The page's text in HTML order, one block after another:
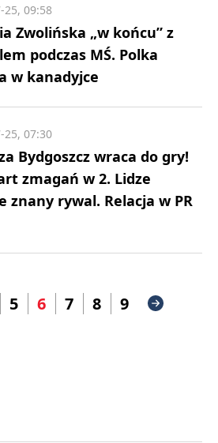
Zwolińska „w końcu” z
podczas MŚ. Polka
w kanadyjce
25, 09:58
Bydgoszcz wraca do gry!
zmagań w 2. Lidze
znany rywal. Relacja w PR
25, 07:30
5 6 7 8 9